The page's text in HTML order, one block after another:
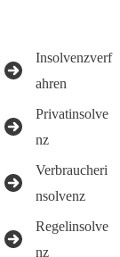
Insolvenzverf
ahren
Privatinsolve
nz
Verbraucheri
nsolvenz
Regelinsolve
nz